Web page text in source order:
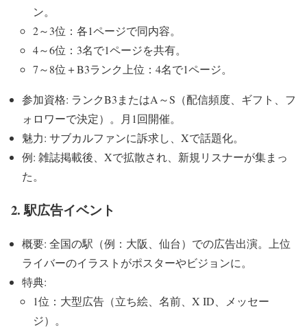
ン。
2～3位：各1ページで同内容。
4～6位：3名で1ページを共有。
7～8位＋B3ランク上位：4名で1ページ。
参加資格: ランクB3またはA～S（配信頻度、ギフト、フ
ォロワーで決定）。月1回開催。
魅力: サブカルファンに訴求し、Xで話題化。
例: 雑誌掲載後、Xで拡散され、新規リスナーが集まっ
た。
2. 駅広告イベント
概要: 全国の駅（例：大阪、仙台）での広告出演。上位
ライバーのイラストがポスターやビジョンに。
特典:
1位：大型広告（立ち絵、名前、X ID、メッセー
ジ）。